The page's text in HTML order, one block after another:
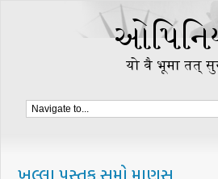
ખુલ્લા પુસ્તક સમો માણસ